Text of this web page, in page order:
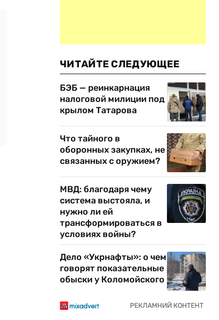
ЧИТАЙТЕ СЛЕДУЮЩЕЕ
БЭБ — реинкарнация
налоговой милиции под
крылом Татарова
Что тайного в
оборонных закупках, не
связанных с оружием?
МВД: благодаря чему
система выстояла, и
нужно ли ей
трансформироваться в
условиях войны?
Дело «Укрнафты»: о чем
говорят показательные
обыски у Коломойского